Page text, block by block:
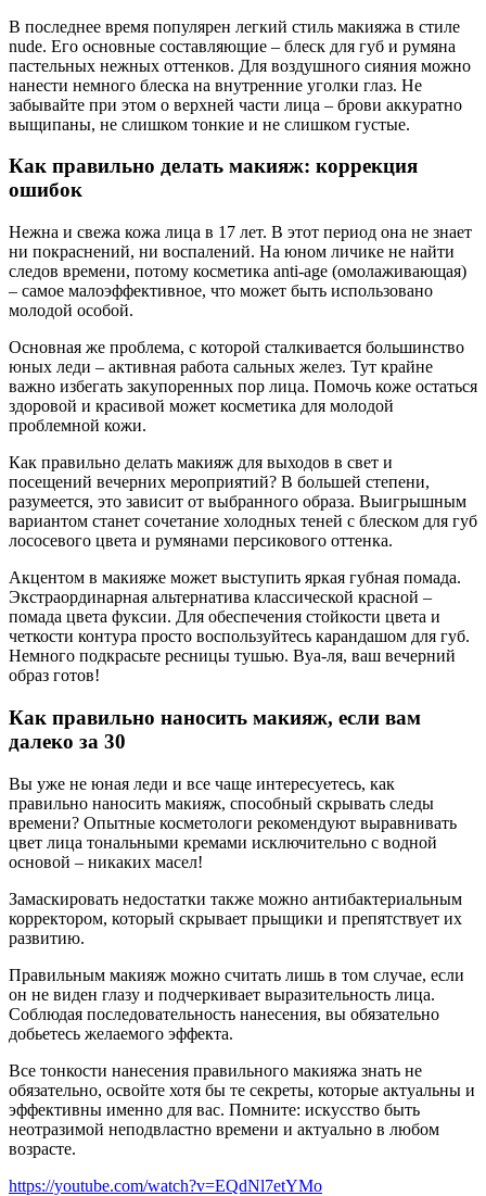
В последнее время популярен легкий стиль макияжа в стиле
nude. Его основные составляющие – блеск для губ и румяна
пастельных нежных оттенков. Для воздушного сияния можно
нанести немного блеска на внутренние уголки глаз. Не
забывайте при этом о верхней части лица – брови аккуратно
выщипаны, не слишком тонкие и не слишком густые.
Как правильно делать макияж: коррекция
ошибок
Нежна и свежа кожа лица в 17 лет. В этот период она не знает
ни покраснений, ни воспалений. На юном личике не найти
следов времени, потому косметика anti-age (омолаживающая)
– самое малоэффективное, что может быть использовано
молодой особой.
Основная же проблема, с которой сталкивается большинство
юных леди – активная работа сальных желез. Тут крайне
важно избегать закупоренных пор лица. Помочь коже остаться
здоровой и красивой может косметика для молодой
проблемной кожи.
Как правильно делать макияж для выходов в свет и
посещений вечерних мероприятий? В большей степени,
разумеется, это зависит от выбранного образа. Выигрышным
вариантом станет сочетание холодных теней с блеском для губ
лососевого цвета и румянами персикового оттенка.
Акцентом в макияже может выступить яркая губная помада.
Экстраординарная альтернатива классической красной –
помада цвета фуксии. Для обеспечения стойкости цвета и
четкости контура просто воспользуйтесь карандашом для губ.
Немного подкрасьте ресницы тушью. Вуа-ля, ваш вечерний
образ готов!
Как правильно наносить макияж, если вам
далеко за 30
Вы уже не юная леди и все чаще интересуетесь, как
правильно наносить макияж, способный скрывать следы
времени? Опытные косметологи рекомендуют выравнивать
цвет лица тональными кремами исключительно с водной
основой – никаких масел!
Замаскировать недостатки также можно антибактериальным
корректором, который скрывает прыщики и препятствует их
развитию.
Правильным макияж можно считать лишь в том случае, если
он не виден глазу и подчеркивает выразительность лица.
Соблюдая последовательность нанесения, вы обязательно
добьетесь желаемого эффекта.
Все тонкости нанесения правильного макияжа знать не
обязательно, освойте хотя бы те секреты, которые актуальны и
эффективны именно для вас. Помните: искусство быть
неотразимой неподвластно времени и актуально в любом
возрасте.
https://youtube.com/watch?v=EQdNl7etYMo